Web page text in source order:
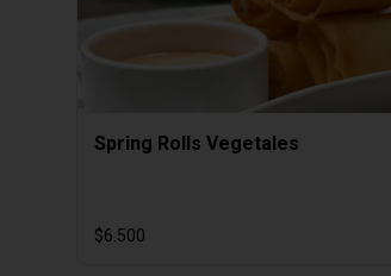
Spring Rolls Vegetales
$6.500